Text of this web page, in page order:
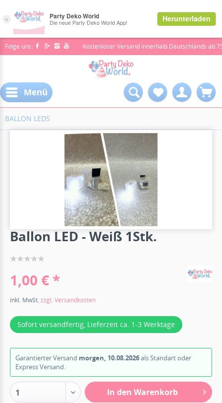
Folge uns: Kostenloser Versand innerhalb Deutschlands ab
Menü
BALLON LEDS
Ballon LED - Weiß 1Stk.
1,00 € *
inkl. MwSt.zzgl. Versandkosten
Sofort versandfertig, Lieferzeit ca. 1-3 Werktage
Garantierter Versand morgen, 10.08.2026als Standart oder
Express Versand.
1 In den Warenkorb